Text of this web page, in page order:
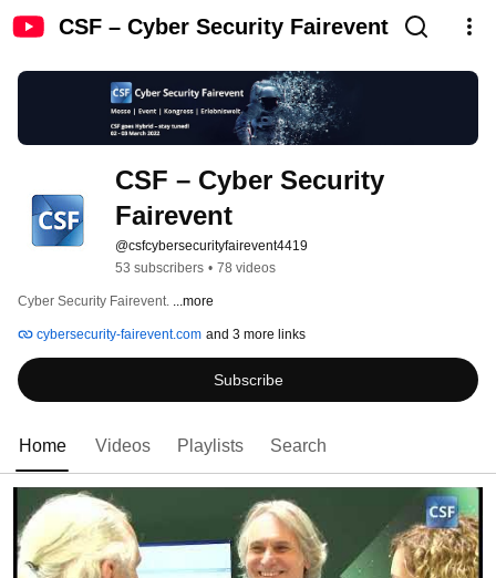
CSF – Cyber Security Fairevent
CSF – Cyber Security
Fairevent
@csfcybersecurityfairevent4419
53 subscribers • 78 videos
Cyber Security Fairevent. ...more
cybersecurity-fairevent.com and 3 more links
Subscribe
Home Videos Playlists Search